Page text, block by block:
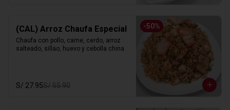
-50%
(CAL) Arroz Chaufa Especial
Chaufa con pollo, carne, cerdo, arroz
salteado, sillao, huevo y cebolla china.
S/ 27.95S/ 55.90